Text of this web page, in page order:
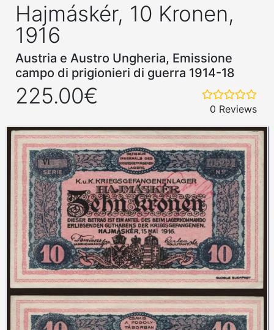
Hajmáskér, 10 Kronen,
1916
Austria e Austro Ungheria, Emissione
campo di prigionieri di guerra 1914-18
225.00€
0 Reviews